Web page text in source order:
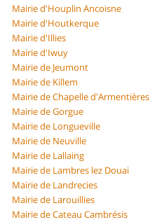
Mairie d'Houplin Ancoisne
Mairie d'Houtkerque
Mairie d'Illies
Mairie d'Iwuy
Mairie de Jeumont
Mairie de Killem
Mairie de Chapelle d'Armentières
Mairie de Gorgue
Mairie de Longueville
Mairie de Neuville
Mairie de Lallaing
Mairie de Lambres lez Douai
Mairie de Landrecies
Mairie de Larouillies
Mairie de Cateau Cambrésis